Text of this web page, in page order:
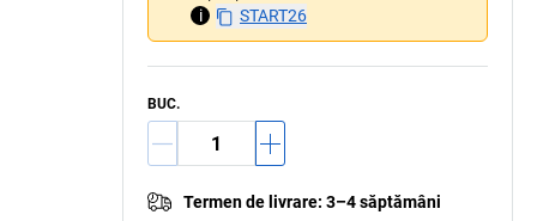
i
START26
BUC.
Termen de livrare: 3–4 săptămâni